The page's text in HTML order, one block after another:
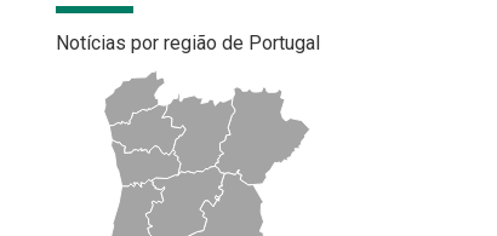
Notícias por região de Portugal